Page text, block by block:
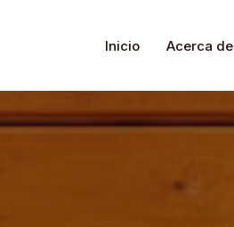
Inicio Acerca de